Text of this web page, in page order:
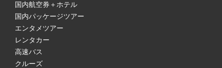
国内航空券＋ホテル
国内パッケージツアー
エンタメツアー
レンタカー
高速バス
クルーズ